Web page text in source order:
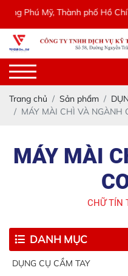
Mỹ, Thành phố Hồ Chí Minh
Trang chủ Sản phẩm
MÁY MÀI CHÌ VÀ NGÀNH
MÁY MÀI
CHỮ TÍN
DANH MỤC
DỤNG CỤ CẦM TAY